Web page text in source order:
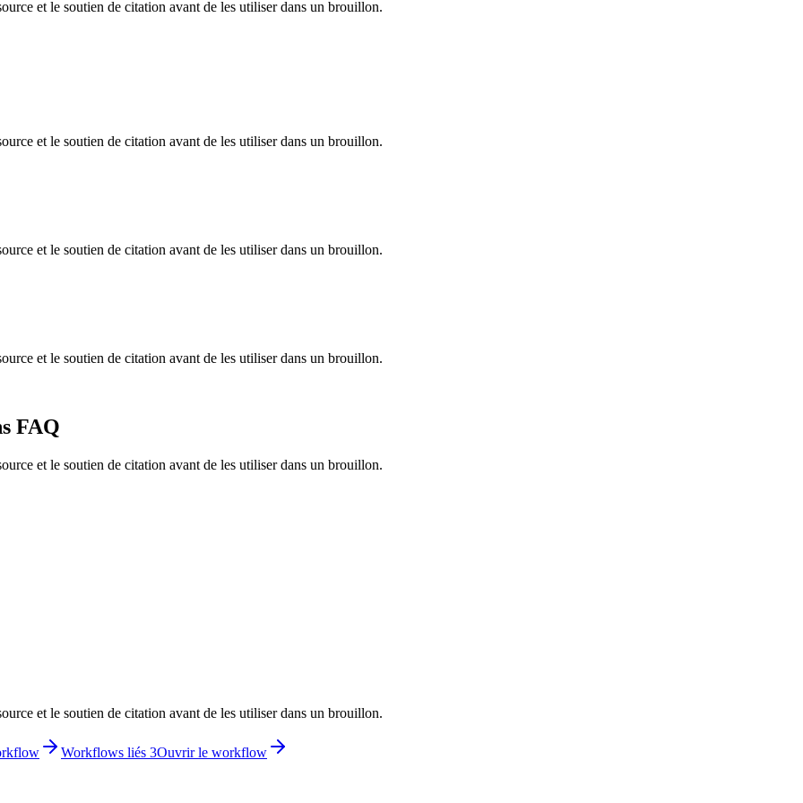
et le soutien de citation avant de les utiliser dans un brouillon.
et le soutien de citation avant de les utiliser dans un brouillon.
et le soutien de citation avant de les utiliser dans un brouillon.
et le soutien de citation avant de les utiliser dans un brouillon.
FAQ
et le soutien de citation avant de les utiliser dans un brouillon.
et le soutien de citation avant de les utiliser dans un brouillon.
Workflows liés 3Ouvrir le workflow